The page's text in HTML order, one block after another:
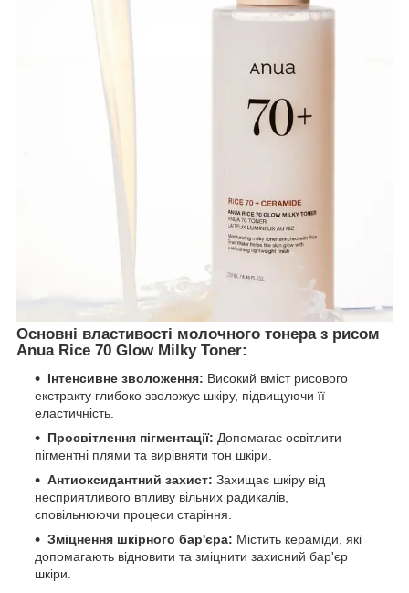
Основні властивості молочного тонера з рисом
Anua Rice 70 Glow Milky Toner:
Інтенсивне зволоження: Високий вміст рисового
екстракту глибоко зволожує шкіру, підвищуючи її
еластичність.
Просвітлення пігментації: Допомагає освітлити
пігментні плями та вирівняти тон шкіри.
Антиоксидантний захист: Захищає шкіру від
несприятливого впливу вільних радикалів,
сповільнюючи процеси старіння.
Зміцнення шкірного бар'єра: Містить кераміди, які
допомагають відновити та зміцнити захисний бар'єр
шкіри.